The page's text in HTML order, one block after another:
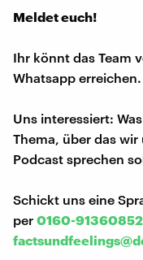
Meldet euch!
Ihr könnt das Team
Whatsapp erreichen.
Uns interessiert:
Thema, über das
Podcast sprechen
Schickt uns eine
per 0160-91360852